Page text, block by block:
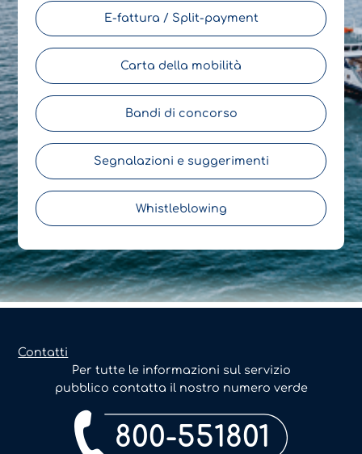
E-fattura / Split-payment
Carta della mobilità
Bandi di concorso
Segnalazioni e suggerimenti
Whistleblowing
Contatti
Per tutte le informazioni sul servizio
pubblico contatta il nostro numero verde
800-551801